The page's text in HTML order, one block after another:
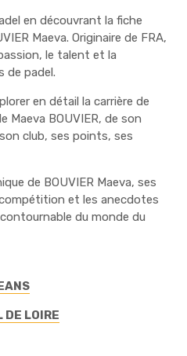
en découvrant la fiche
Maeva. Originaire de FRA,
le talent et la
de padel.
en détail la carrière de
Maeva BOUVIER, de son
club, ses points, ses
de BOUVIER Maeva, ses
et les anecdotes
du monde du
LOIRE